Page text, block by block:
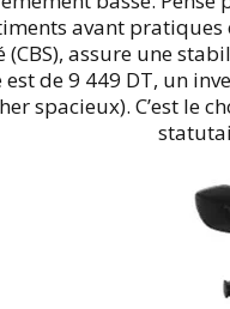
avant pratiques
assure une
de 9 449 DT, un
spacieux). C’est le